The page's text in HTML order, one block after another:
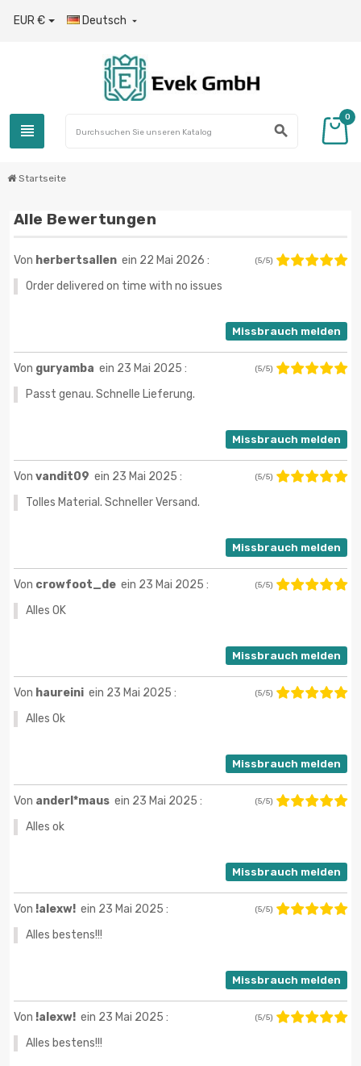
EUR € Deutsch 
view_headline search
0
Startseite
Alle Bewertungen
Von herbertsallen ein 22 Mai 2026 : (5/5)
Order delivered on time with no issues
Missbrauch melden
Von guryamba ein 23 Mai 2025 : (5/5)
Passt genau. Schnelle Lieferung.
Missbrauch melden
Von vandit09 ein 23 Mai 2025 : (5/5)
Tolles Material. Schneller Versand.
Missbrauch melden
Von crowfoot_de ein 23 Mai 2025 : (5/5)
Alles OK
Missbrauch melden
Von haureini ein 23 Mai 2025 : (5/5)
Alles Ok
Missbrauch melden
Von anderl*maus ein 23 Mai 2025 : (5/5)
Alles ok
Missbrauch melden
Von !alexw! ein 23 Mai 2025 : (5/5)
Alles bestens!!!
Missbrauch melden
Von !alexw! ein 23 Mai 2025 : (5/5)
Alles bestens!!!